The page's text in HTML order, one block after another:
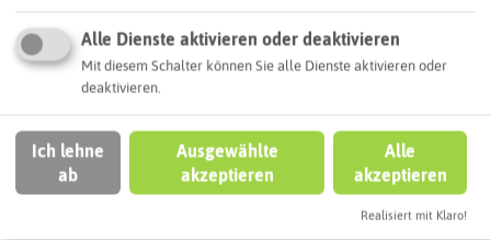
Routenplanung zum Ziel:
Alle Dienste aktivieren oder deaktivieren
Mit diesem Schalter können Sie alle Dienste aktivieren oder
deaktivieren.
Ich lehne
ab
Ausgewählte
akzeptieren
Alle
akzeptieren
Realisiert mit Klaro!